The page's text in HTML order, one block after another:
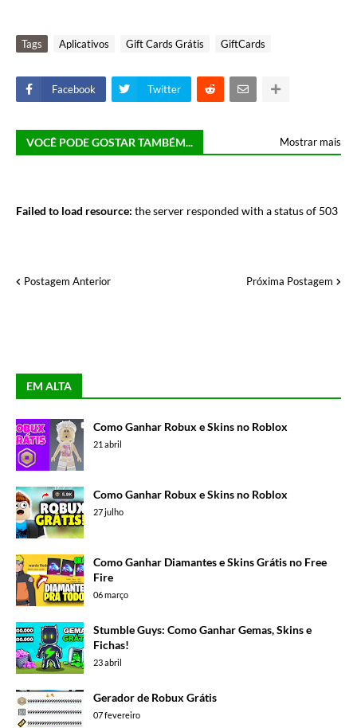
Tags Aplicativos Gift Cards Grátis GiftCards
Facebook Twitter
VOCÊ PODE GOSTAR TAMBÉM... Mostrar mais
Failed to load resource: the server responded with a status of 503
Postagem Anterior Próxima Postagem
EM ALTA
Como Ganhar Robux e Skins no Roblox
21 abril
Como Ganhar Robux e Skins no Roblox
27 julho
Como Ganhar Diamantes e Skins Grátis no Free
Fire
06 março
Stumble Guys: Como Ganhar Gemas, Skins e
Fichas!
23 abril
Gerador de Robux Grátis
07 fevereiro